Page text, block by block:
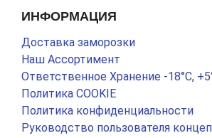
ИНФОРМАЦИЯ
Доставка заморозки
Наш Ассортимент
Ответственное Хранение -18°С,
Политика COOKIE
Политика конфиденциальности
Руководство пользователя